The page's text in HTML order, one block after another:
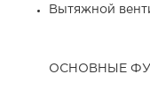
Вытяжной
ОСНОВНЫЕ